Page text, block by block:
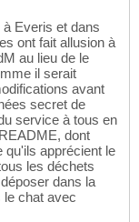
Everis et dans
ont fait allusion à
au lieu de le
il serait
avant
secret de
service à tous en
dont
qu'ils apprécient le
les déchets
dans la
le chat avec